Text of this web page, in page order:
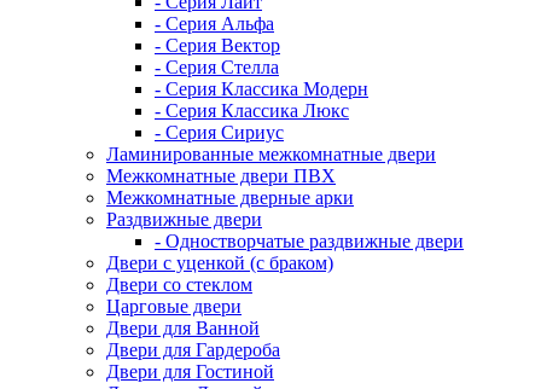
- Серия Альфа
- Серия Вектор
- Серия Стелла
- Серия Классика Модерн
- Серия Классика Люкс
- Серия Сириус
Ламинированные межкомнатные двери
Межкомнатные двери ПВХ
Межкомнатные дверные арки
Раздвижные двери
- Одностворчатые раздвижные двери
Двери с уценкой (с браком)
Двери со стеклом
Царговые двери
Двери для Ванной
Двери для Гардероба
Двери для Гостиной